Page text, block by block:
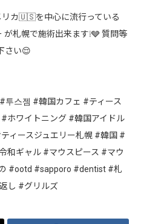
カ🇺🇸を中心に流行っている
札幌で施術出来ます❕🩶 質問等
さい😌
스젬 #韓国カフェ #ティース
ホワイトニング #韓国アイドル
ィースジュエリー札幌 #韓国 #
和ギャル #マウスピース #マウ
#ootd #sapporo #dentist #札
し #グリルズ